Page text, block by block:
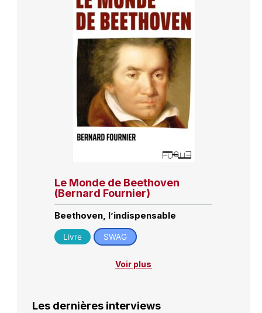
Le Monde de Beethoven
(Bernard Fournier)
Beethoven, l’indispensable
Livre SWAG
Voir plus
Les dernières interviews